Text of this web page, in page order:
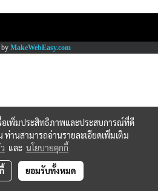
by MakeWebEasy.com
อเพิ่มประสิทธิภาพและประสบการณ์ที่ดี
ท่านสามารถอ่านรายละเอียดเพิ่มเติม
และ นโยบายคุกกี้
ยอมรับทั้งหมด